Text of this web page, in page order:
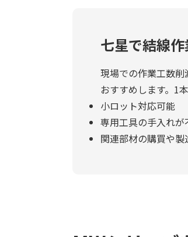
七星で結線
現場での作業工数
おすすめします。1
小ロット対応可能
専用工具の手入れが
関連部材の購買や